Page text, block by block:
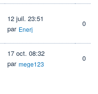
12 juil. 23:51
par Enerj
0
17 oct. 08:32
par mege123
0